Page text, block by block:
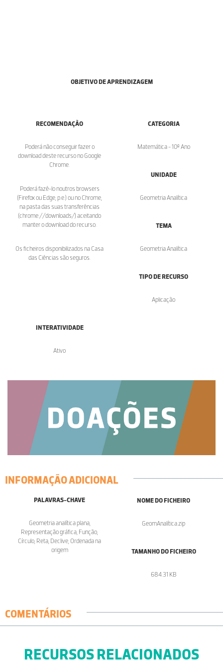
OBJETIVO DE APRENDIZAGEM
RECOMENDAÇÃO
Poderá não conseguir fazer o
download deste recurso no Google
Chrome.
Poderá fazê-lo noutros browsers
(Firefox ou Edge, p.e.) ou no Chrome,
na pasta das suas transferências
(chrome://downloads/) aceitando
manter o download do recurso.
Os ficheiros disponibilizados na Casa
das Ciências são seguros.
CATEGORIA
Matemática - 10º Ano
UNIDADE
Geometria Analítica
TEMA
Geometria Analítica
TIPO DE RECURSO
Aplicação
INTERATIVIDADE
Ativo
INFORMAÇÃO ADICIONAL
PALAVRAS-CHAVE
Geometria analítica plana,
Representação gráfica, Função,
Círculo, Reta, Declive, Ordenada na
origem
NOME DO FICHEIRO
GeomAnalítica.zip
TAMANHO DO FICHEIRO
684.31 KB
COMENTÁRIOS
RECURSOS RELACIONADOS